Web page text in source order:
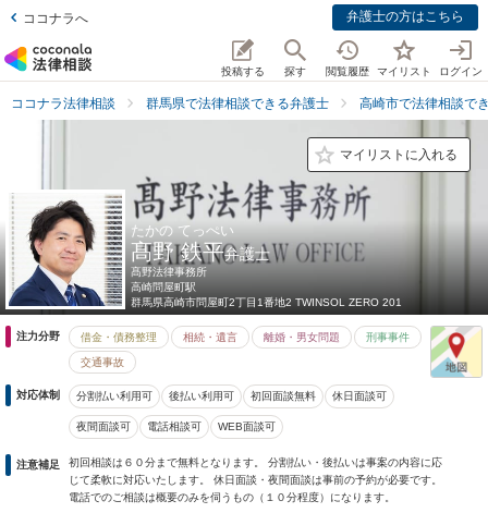
ココナラへ 弁護士の方はこちら
投稿する 探す 閲覧履歴 マイリスト ログイン
ココナラ法律相談 群馬県で法律相談できる弁護士 高崎市で法律相談で
マイリストに入れる
たかの てっぺい
髙野 鉄平弁護士
髙野法律事務所
高崎問屋町駅
群馬県高崎市問屋町2丁目1番地2 TWINSOL ZERO 201
注力分野 借金・債務整理 相続・遺言 離婚・男女問題 刑事事件
交通事故
対応体制 分割払い利用可 後払い利用可 初回面談無料 休日面談可
夜間面談可 電話相談可 WEB面談可
注意補足
初回相談は６０分まで無料となります。 分割払い・後払いは事案の内容に応
じて柔軟に対応いたします。 休日面談・夜間面談は事前の予約が必要です。
電話でのご相談は概要のみを伺うもの（１０分程度）になります。